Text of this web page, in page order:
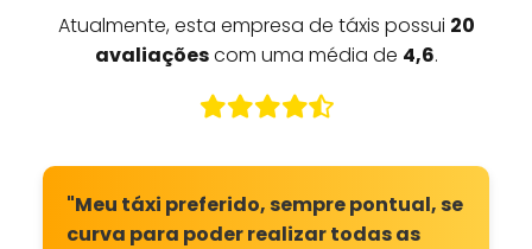
Atualmente, esta empresa de táxis possui 20
avaliaçõescom uma média de 4,6.
"Meu táxi preferido, sempre pontual, se
curva para poder realizar todas as